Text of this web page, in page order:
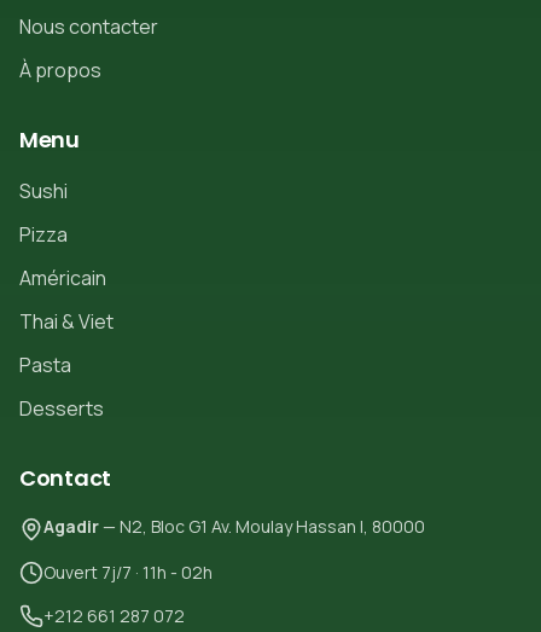
Nous contacter
À propos
Menu
Sushi
Pizza
Américain
Thai & Viet
Pasta
Desserts
Contact
Agadir— N2, Bloc G1 Av. Moulay Hassan I, 80000
Ouvert 7j/7 · 11h - 02h
+212 661 287 072